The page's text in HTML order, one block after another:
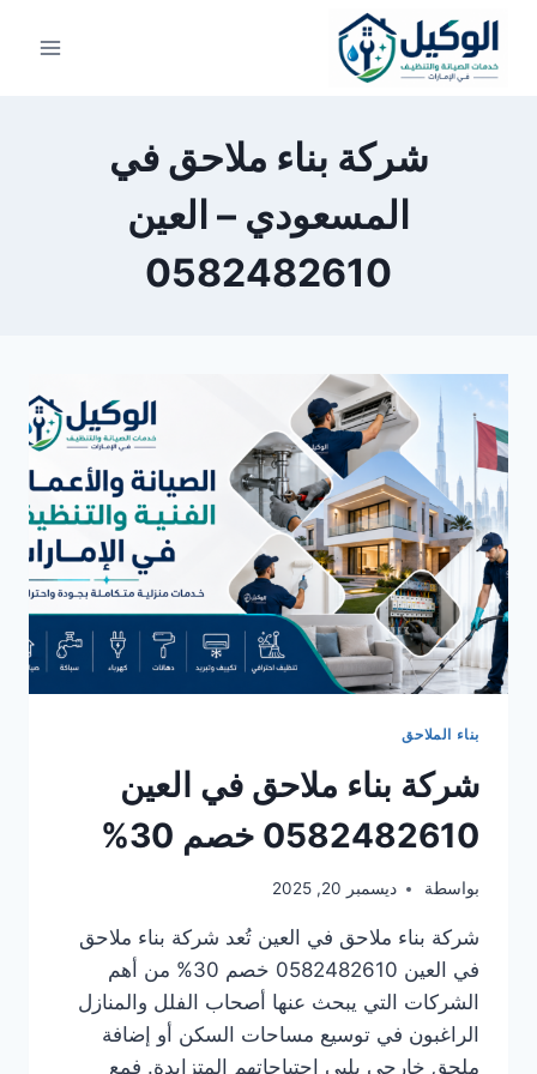
التجاوز
المحتوى
شركة بناء ملاحق في
المسعودي – العين
0582482610
بناء الملاحق
شركة بناء ملاحق في العين
0582482610 خصم 30%
بواسطة ديسمبر 20, 2025
شركة بناء ملاحق في العين تُعد شركة بناء ملاحق
في العين 0582482610 خصم 30% من أهم
الشركات التي يبحث عنها أصحاب الفلل والمنازل
الراغبون في توسيع مساحات السكن أو إضافة
ملحق خارجي يلبي احتياجاتهم المتزايدة. فمع